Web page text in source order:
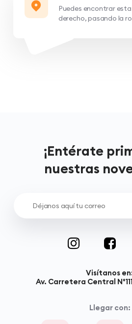
Puedes encontrar
derecho, pasando la
¡Entérate
nuestras
Visítanos
Av. Carretera Central
Llegar con: